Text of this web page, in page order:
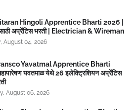
Hingoli Apprentice Bharti 2026 |
अप्रेंटिस भरती | Electrician & Wireman
August 04, 2026
Yavatmal Apprentice Bharti
यवतमाळ येथे 26 इलेक्ट्रिशियन अप्रेंटिस
August 06, 2026